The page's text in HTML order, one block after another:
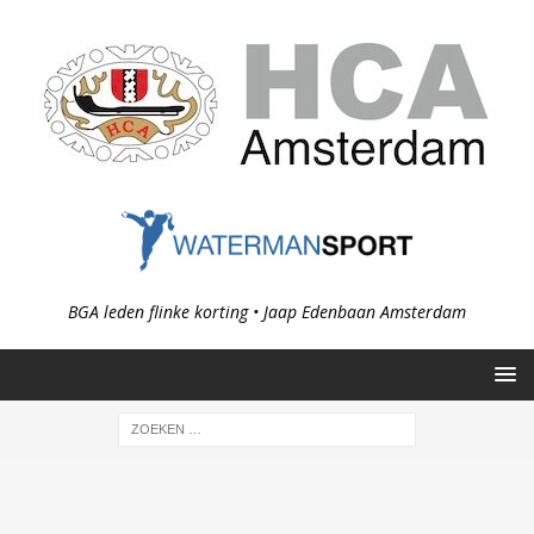
BGA leden flinke korting • Jaap Edenbaan Amsterdam